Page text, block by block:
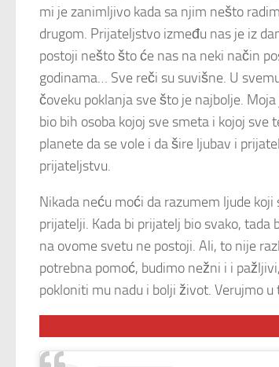
mi je zanimljivo kada sa njim nešto
drugom. Prijateljstvo između nas je iz
postoji nešto što će nas na neki način
godinama… Sve reči su suvišne. U
čoveku poklanja sve što je najbolje.
bio bih osoba kojoj sve smeta i kojoj
planete da se vole i da šire ljubav i
prijateljstvu.
Nikada neću moći da razumem ljude
prijatelji. Kada bi prijatelj bio svako,
na ovome svetu ne postoji. Ali, to nije
potrebna pomoć, budimo nežni i i
pokloniti mu nadu i bolji život. Verujmo